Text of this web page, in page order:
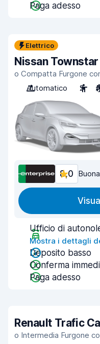
Paga adesso
Elettrico
Nissan Townstar
o Compatta Furgone
Automatico
2
8,0 Buona
Ufficio di
Mostra i dettagli
Deposito basso
Conferma
Paga adesso
Renault Trafic
o Intermedia Furgone